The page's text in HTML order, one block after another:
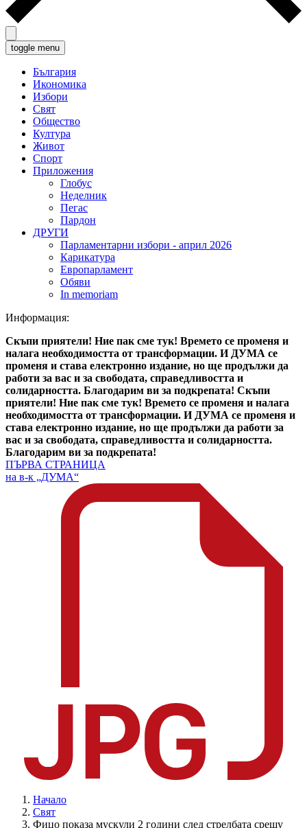
toggle menu
България
Икономика
Избори
Свят
Общество
Култура
Живот
Спорт
Приложения
Глобус
Неделник
Пегас
Пардон
ДРУГИ
Парламентарни избори - април 2026
Карикатура
Европарламент
Обяви
In memoriam
Информация:
Скъпи приятели! Ние пак сме тук! Времето се променя и
налага необходимостта от трансформации. И ДУМА се
променя и става електронно издание, но ще продължи да
работи за вас и за свободата, справедливостта и
солидарността. Благодарим ви за подкрепата! Скъпи
приятели! Ние пак сме тук! Времето се променя и налага
необходимостта от трансформации. И ДУМА се променя и
става електронно издание, но ще продължи да работи за
вас и за свободата, справедливостта и солидарността.
Благодарим ви за подкрепата!
ПЪРВА СТРАНИЦА
на в-к „ДУМА“
Начало
Свят
Фицо показа мускули 2 години след стрелбата срещу